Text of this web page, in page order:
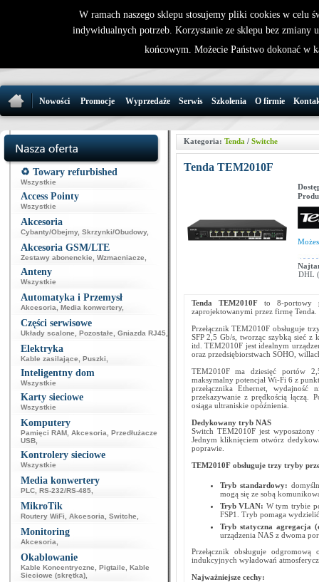
32 721 86
Nowości Promocje Wyprzedaże Serwis Szkolenia O firmie
♻️ Towary refurbished
Wszystkie
Access Pointy
Wszystkie
Akcesoria
Cybanty/Obejmy, Skrzynki/Obudowy,
Akcesoria GSM/LTE
Zestawy abonenckie Wzmacniacze
Anteny
Wszystkie
Automatyka i Przemysł
Akcesoria Media konwertery,
Części serwisowe
Układy scalone Pozostałe Gniazda RJ45
Elektryka
Kable zasilające Puszki
Inteligentny dom
Wszystkie
Karty sieciowe
Wszystkie
Komputery
Pamięci RAM Akcesoria
Przedłużacze
USB
Kontrolery sieciowe
Wszystkie
Media konwertery
PLC RS-232/RS-485
MikroTik
Routery WiFi Akcesoria Switche
Monitoring
Akcesoria
Okablowanie
Kable Koncentryczne Pigtaile
Kable
Sieciowe (skrętka)
Kategoria: Tenda / Switche
Tenda TEM2010F
DHL
Tenda TEM2010Fto 8-portowy
zaprojektowanymi przez firmę Tenda.
Przełącznik TEM2010F obsługuje
SFP 2,5 Gb/s, tworząc szybką sieć z
itd. TEM2010F jest idealnym
oraz przedsiębiorstwach SOHO,
TEM2010F ma dziesięć portów
maksymalny potencjał Wi-Fi 6 z
przełącznika Ethernet, wydajność
przekazywanie z prędkością łączą.
osiąga ultraniskie opóźnienia.
Dedykowany tryb NAS
Switch TEM2010F jest
Jednym kliknięciem otwórz
poprawie.
TEM2010F obsługuje trzy tryby
Tryb standardowy:
mogą się ze sobą
Tryb VLAN: W tym trybie
FSP1. Tryb pomaga
Tryb statyczna agregacja
urządzenia NAS z dwoma
Przełącznik obsługuje
indukcyjnych wyładowań
Najważniejsze cechy:
W ramach naszego sklepu stosujemy pliki cookies w celu
indywidualnych potrzeb. Korzystanie ze sklepu bez zmiany
końcowym. Możecie Państwo dokonać w